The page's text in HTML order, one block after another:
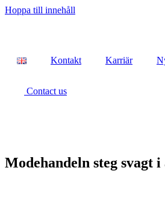
Hoppa till innehåll
Kontakt Karriär
Contact us
Modehandeln steg svagt